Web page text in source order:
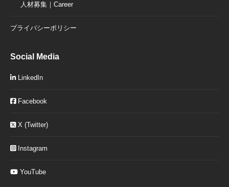
人材募集｜Career
プライバシーポリシー
Social Media
LinkedIn
Facebook
X (Twitter)
Instagram
YouTube